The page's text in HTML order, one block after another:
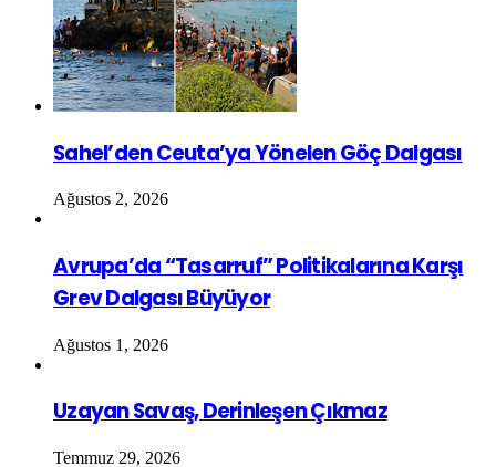
Sahel’den Ceuta’ya Yönelen Göç Dalgası
Ağustos 2, 2026
Avrupa’da “Tasarruf” Politikalarına Karşı
Grev Dalgası Büyüyor
Ağustos 1, 2026
Uzayan Savaş, Derinleşen Çıkmaz
Temmuz 29, 2026